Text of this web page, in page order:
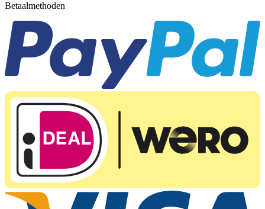
Betaalmethoden